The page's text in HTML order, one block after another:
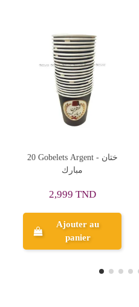
20 Assiettes Plates Pour
Anniversaire Pm Thème,
Ajouter au
panier